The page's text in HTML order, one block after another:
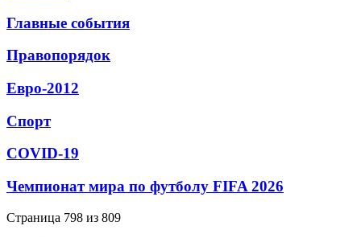
Главные события
Правопорядок
Евро-2012
Спорт
СОVID-19
Чемпионат мира по футболу FIFA 2026
Страница 798 из 809